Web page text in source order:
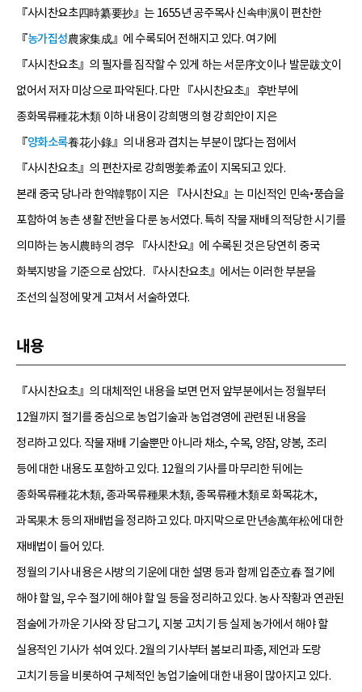
『사시찬요초四時纂要抄』는 1655년 공주목사 신속申洬이 편찬한
『농가집성農家集成』에 수록되어 전해지고 있다. 여기에
『사시찬요초』의 필자를 짐작할 수 있게 하는 서문序文이나 발문跋文이
없어서 저자 미상으로 파악된다. 다만 『사시찬요초』 후반부에
종화목류種花木類 이하 내용이 강희맹의 형 강희안이 지은
『양화소록養花小錄』의 내용과 겹치는 부분이 많다는 점에서
『사시찬요초』의 편찬자로 강희맹姜希孟이 지목되고 있다.
본래 중국 당나라 한악韓鄂이 지은 『사시찬요』는 미신적인 민속•풍습을
포함하여 농촌 생활 전반을 다룬 농서였다. 특히 작물 재배의 적당한 시기를
의미하는 농시農時의 경우 『사시찬요』에 수록된 것은 당연히 중국
화북지방을 기준으로 삼았다. 『사시찬요초』에서는 이러한 부분을
조선의 실정에 맞게 고쳐서 서술하였다.
내용
『사시찬요초』의 대체적인 내용을 보면 먼저 앞부분에서는 정월부터
12월까지 절기를 중심으로 농업기술과 농업경영에 관련된 내용을
정리하고 있다. 작물 재배 기술뿐만 아니라 채소, 수목, 양잠, 양봉, 조리
등에 대한 내용도 포함하고 있다. 12월의 기사를 마무리한 뒤에는
종화목류種花木類, 종과목류種果木類, 종목류種木類로 화목花木,
과목果木 등의 재배법을 정리하고 있다. 마지막으로 만년송萬年松에 대한
재배법이 들어 있다.
정월의 기사 내용은 사방의 기운에 대한 설명 등과 함께 입춘立春 절기에
해야 할 일, 우수 절기에 해야 할 일 등을 정리하고 있다. 농사 작황과 연관된
점술에 가까운 기사와 장 담그기, 지붕 고치기 등 실제 농가에서 해야 할
실용적인 기사가 섞여 있다. 2월의 기사부터 봄보리 파종, 제언과 도랑
고치기 등을 비롯하여 구체적인 농업기술에 대한 내용이 많아지고 있다.